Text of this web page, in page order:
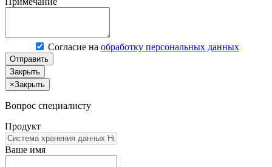
Согласие на обработку персональных данных
Отправить
Закрыть
×Закрыть
Вопрос специалисту
Продукт
Ваше имя